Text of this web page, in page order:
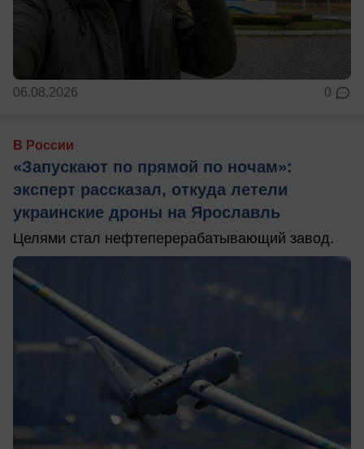
06.08.2026 0
В России
«Запускают по прямой по ночам»:
эксперт рассказал, откуда летели
украинские дроны на Ярославль
Целями стал нефтеперерабатывающий завод.